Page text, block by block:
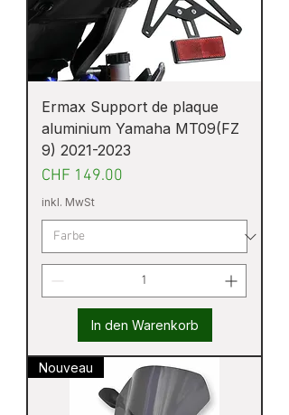
Ermax Support de plaque
aluminium Yamaha MT09(FZ
9) 2021-2023
Preis
CHF 149.00
inkl. MwSt
In den Warenkorb
Nouveau